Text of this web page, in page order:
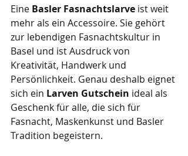
Eine Basler Fasnachtslarve ist weit
mehr als ein Accessoire. Sie gehört
zur lebendigen Fasnachtskultur in
Basel und ist Ausdruck von
Kreativität, Handwerk und
Persönlichkeit. Genau deshalb eignet
sich ein Larven Gutschein ideal als
Geschenk für alle, die sich für
Fasnacht, Maskenkunst und Basler
Tradition begeistern.